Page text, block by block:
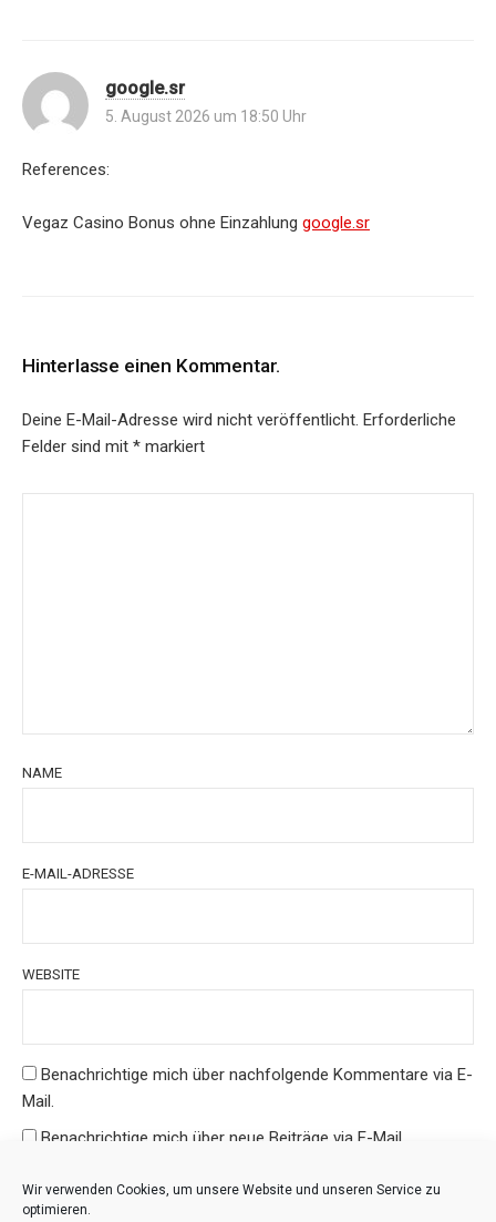
Wir verwenden Cookies, um unsere Website und unseren Service zu
optimieren.
google.sr
5. August 2026 um 18:50 Uhr
References:
Vegaz Casino Bonus ohne Einzahlung google.sr
Hinterlasse einen Kommentar.
Deine E-Mail-Adresse wird nicht veröffentlicht. Erforderliche
Felder sind mit * markiert
NAME
E-MAIL-ADRESSE
WEBSITE
Benachrichtige mich über nachfolgende Kommentare via E-
Mail.
Benachrichtige mich über neue Beiträge via E-Mail.